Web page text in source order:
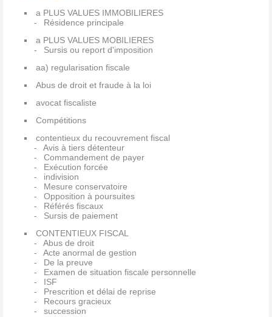
a PLUS VALUES IMMOBILIERES
Résidence principale
a PLUS VALUES MOBILIERES
Sursis ou report d'imposition
aa) regularisation fiscale
Abus de droit et fraude à la loi
avocat fiscaliste
Compétitions
contentieux du recouvrement fiscal
Avis à tiers détenteur
Commandement de payer
Exécution forcée
indivision
Mesure conservatoire
Opposition à poursuites
Référés fiscaux
Sursis de paiement
CONTENTIEUX FISCAL
Abus de droit
Acte anormal de gestion
De la preuve
Examen de situation fiscale personnelle
ISF
Prescrition et délai de reprise
Recours gracieux
succession